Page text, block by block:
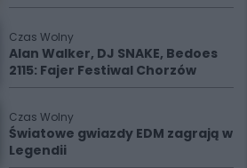
Czas Wolny
Alan Walker, DJ SNAKE, Bedoes
2115: Fajer Festiwal Chorzów
Czas Wolny
Światowe gwiazdy EDM zagrają w
Legendii